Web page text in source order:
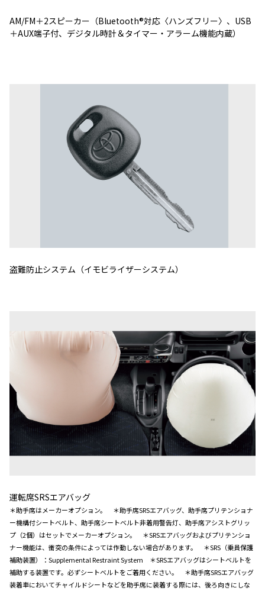
AM/FM＋2スピーカー（Bluetooth®対応〈ハンズフリー〉、USB
＋AUX端子付、デジタル時計＆タイマー・アラーム機能内蔵）
盗難防止システム（イモビライザーシステム）
運転席SRSエアバッグ
＊助手席はメーカーオプション。 ＊助手席SRSエアバッグ、助手席プリテンショナ
ー機構付シートベルト、助手席シートベルト非着用警告灯、助手席アシストグリッ
プ（2個）はセットでメーカーオプション。 ＊SRSエアバッグおよびプリテンショ
ナー機能は、衝突の条件によっては作動しない場合があります。 ＊SRS（乗員保護
補助装置）：Supplemental Restraint System ＊SRSエアバッグはシートベルトを
補助する装置です。必ずシートベルトをご着用ください。 ＊助手席SRSエアバッグ
装着車においてチャイルドシートなどを助手席に装着する際には、後ろ向きにしな